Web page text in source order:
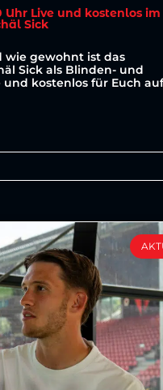
Uhr Live und kostenlos im
Sick
wie gewohnt ist das
Sick als Blinden- und
und kostenlos für Euch